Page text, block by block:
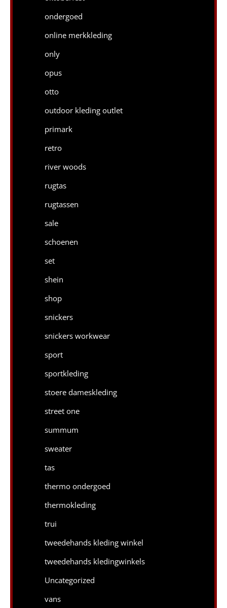
ondergoed
online merkkleding
only
opus
otto
outdoor kleding outlet
primark
retro
river woods
rugtas
rugtassen
sale
schoenen
set
shein
shop
snickers
snickers workwear
sport
sportkleding
stoere dameskleding
street one
summum
sweater
tas
thermo ondergoed
thermokleding
trui
tweedehands kleding winkel
tweedehands kledingwinkels
Uncategorized
vans